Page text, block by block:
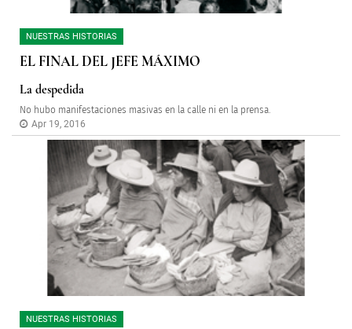
NUESTRAS HISTORIAS
EL FINAL DEL JEFE MÁXIMO
La despedida
No hubo manifestaciones masivas en la calle ni en la prensa.
Apr 19, 2016
NUESTRAS HISTORIAS